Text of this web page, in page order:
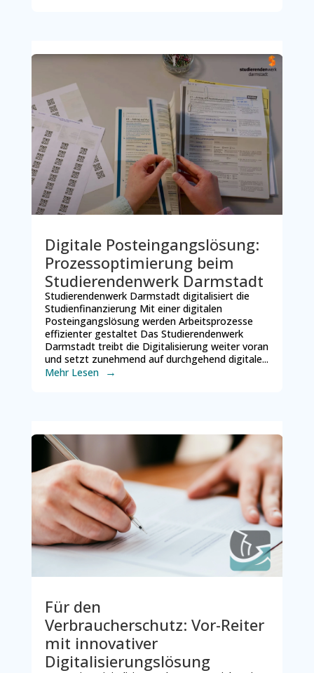
Digitale Posteingangslösung:
Prozessoptimierung beim
Studierendenwerk Darmstadt
Studierendenwerk Darmstadt digitalisiert die
Studienfinanzierung Mit einer digitalen
Posteingangslösung werden Arbeitsprozesse
effizienter gestaltet Das Studierendenwerk
Darmstadt treibt die Digitalisierung weiter voran
und setzt zunehmend auf durchgehend digitale...
Mehr Lesen
Für den
Verbraucherschutz: Vor-Reiter
mit innovativer
Digitalisierungslösung